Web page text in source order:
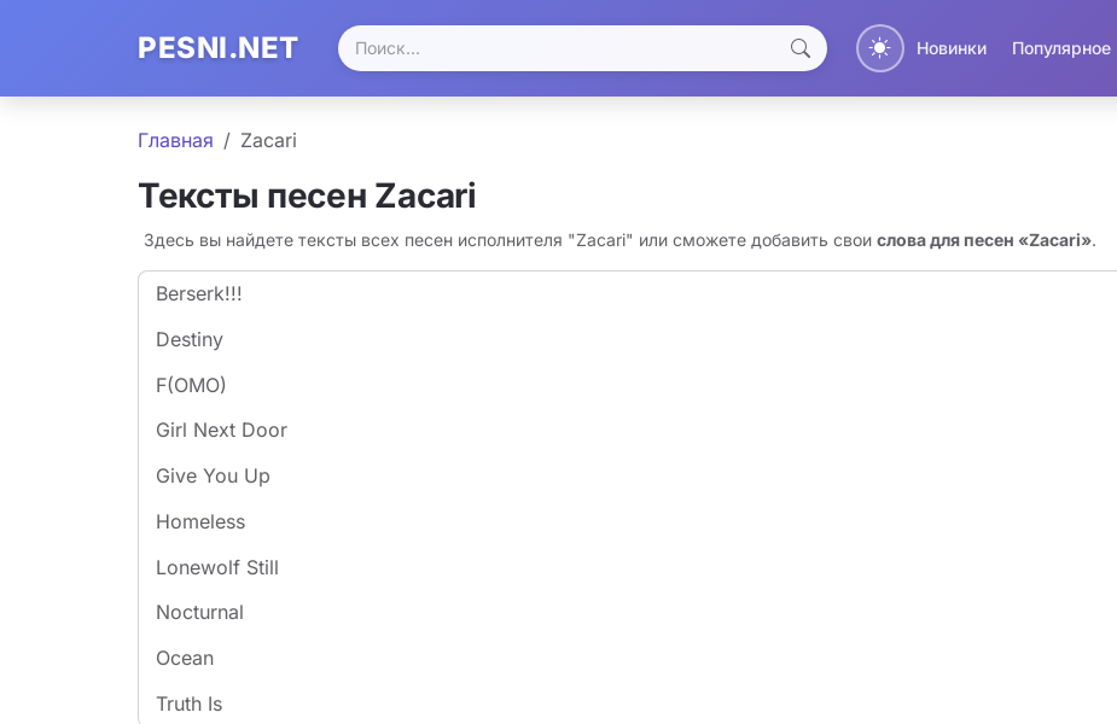
PESNI.NET Новинки Популярное
Главная Zacari
Тексты песен Zacari
Здесь вы найдете тексты всех песен исполнителя "Zacari" или сможете добавить свои слова для песен «Zacari».
Berserk!!!
Destiny
F(OMO)
Girl Next Door
Give You Up
Homeless
Lonewolf Still
Nocturnal
Ocean
Truth Is